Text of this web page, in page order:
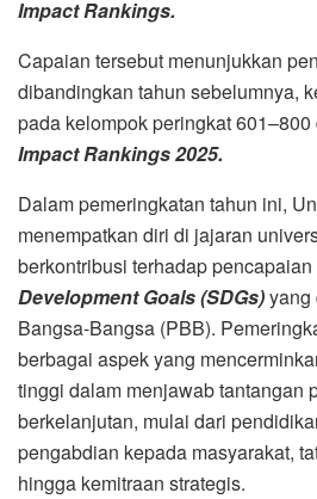
Impact Rankings.
Capaian tersebut menunjukkan
dibandingkan tahun sebelumnya,
pada kelompok peringkat
Impact Rankings 2025.
Dalam pemeringkatan tahun ini,
menempatkan diri di jajaran
berkontribusi terhadap pencapaian
Development Goals (SDGs)yang
Bangsa-Bangsa (PBB).
berbagai aspek yang
tinggi dalam menjawab tantangan
berkelanjutan, mulai dari
pengabdian kepada masyarakat,
hingga kemitraan strategis.